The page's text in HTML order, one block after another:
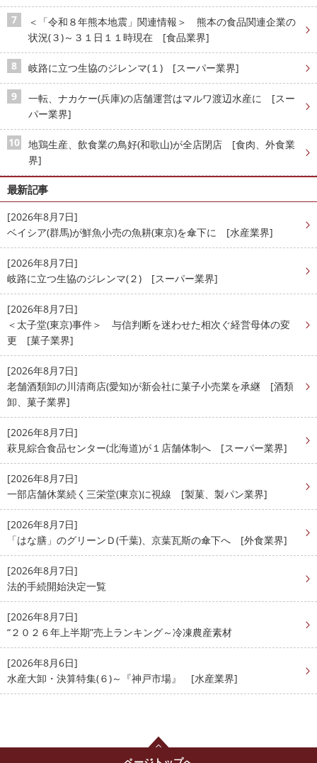
＜「令和８年熊本地震」関連情報＞ 熊本の食品関連企業の
状況(３)～３１日１１時現在 [食品業界]
岐路に立つ生協のジレンマ(１) [スーパー業界]
一転、ナカケー(兵庫)の店舗運営はマルワ渡辺水産に [スー
パー業界]
地鶏生産、飲食業の鳥好(和歌山)が全店閉店 [食肉、外食業
界]
最新記事
[2026年8月7日]
ベイシア(群馬)が鮮魚小売の魚耕(東京)を傘下に [水産業界]
[2026年8月7日]
岐路に立つ生協のジレンマ(２) [スーパー業界]
[2026年8月7日]
＜太子堂(東京)事件＞ 与信判断を迷わせた相次ぐ経営母体の変
更 [菓子業界]
[2026年8月7日]
老舗酒類卸の川清商店(愛知)が新会社に菓子小売業を承継 [酒類
卸、菓子業界]
[2026年8月7日]
萩見綜合食品センター(北海道)が１店舗体制へ [スーパー業界]
[2026年8月7日]
一部店舗休業続く三栄堂(東京)に視線 [製菓、製パン業界]
[2026年8月7日]
「はな膳」のグリーンＤ(千葉)、京葉瓦斯の傘下へ [外食業界]
[2026年8月7日]
法的手続開始決定一覧
[2026年8月7日]
“２０２６年上半期”売上ランキング～冷凍農産素材
[2026年8月6日]
水産大卸・決算特集(６)～『神戸市場』 [水産業界]